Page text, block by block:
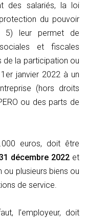
des salariés, la loi
du pouvoir
5) leur permet de
et fiscales
de la participation ou
janvier 2022 à un
(hors droits
ou des parts de
euros, doit être
décembre 2022et
ou plusieurs biens ou
de service.
l’employeur, doit